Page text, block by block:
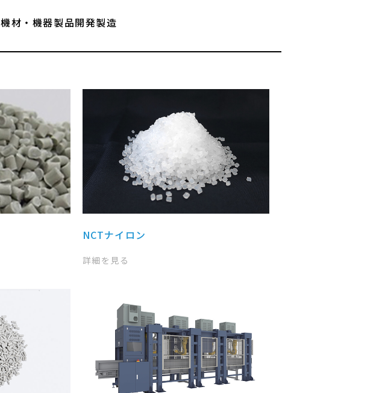
機材・機器製品開発製造
NCTナイロン
詳細を見る